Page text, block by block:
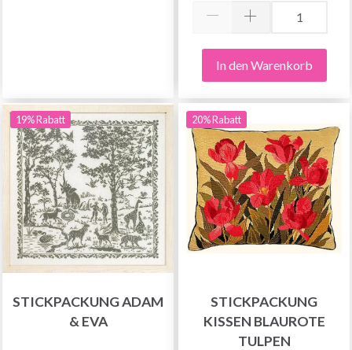
In den Warenkorb
19% Rabatt
STICKPACKUNG ADAM
& EVA
20% Rabatt
STICKPACKUNG
KISSEN BLAUROTE
TULPEN